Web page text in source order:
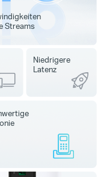
Streams
Niedrigere
Latenz